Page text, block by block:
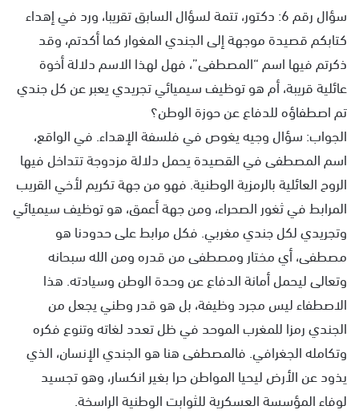
سؤال رقم 6: دكتور، تتمة لسؤال السابق تقريبا، ورد في إهداء
كتابكم قصيدة موجهة إلى الجندي المغوار كما أكدتم، وقد
ذكرتم فيها اسم “المصطفى”، فهل لهذا الاسم دلالة أخوة
عائلية قريبة، أم هو توظيف سيميائي تجريدي يعبر عن كل جندي
تم اصطفاؤه للدفاع عن حوزة الوطن؟
الجواب: سؤال وجيه يغوص في فلسفة الإهداء. في الواقع،
اسم المصطفى في القصيدة يحمل دلالة مزدوجة تتداخل فيها
الروح العائلية بالرمزية الوطنية. فهو من جهة تكريم لأخي القريب
المرابط في ثغور الصحراء، ومن جهة أعمق، هو توظيف سيميائي
وتجريدي لكل جندي مغربي. فكل مرابط على حدودنا هو
مصطفى، أي مختار ومصطفى من قدره ومن الله سبحانه
وتعالى ليحمل أمانة الدفاع عن وحدة الوطن وسيادته. هذا
الاصطفاء ليس مجرد وظيفة، بل هو قدر وطني يجعل من
الجندي رمزا للمغرب الموحد في ظل تعدد لغاته وتنوع فكره
وتكامله الجغرافي. فالمصطفى هنا هو الجندي الإنسان، الذي
يذود عن الأرض ليحيا المواطن حرا بغير انكسار، وهو تجسيد
لوفاء المؤسسة العسكرية للثوابت الوطنية الراسخة.